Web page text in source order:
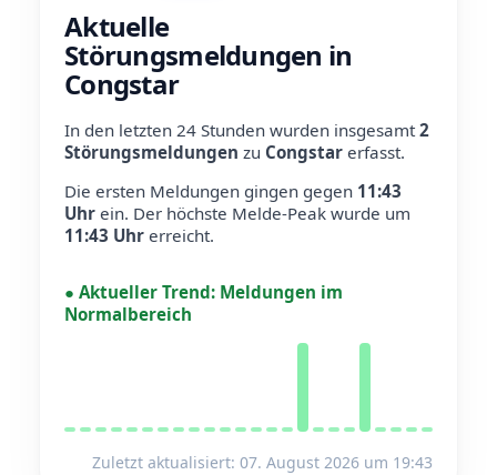
Aktuelle
Störungsmeldungen in
Congstar
In den letzten 24 Stunden wurden insgesamt2
Störungsmeldungen zu Congstar erfasst.
Die ersten Meldungen gingen gegen 11:43
Uhr ein. Der höchste Melde-Peak wurde um
11:43 Uhr erreicht.
● Aktueller Trend: Meldungen im
Normalbereich
Zuletzt aktualisiert: 07. August 2026 um 19:43